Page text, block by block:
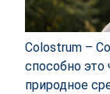
Colostrum –
способно это
природное